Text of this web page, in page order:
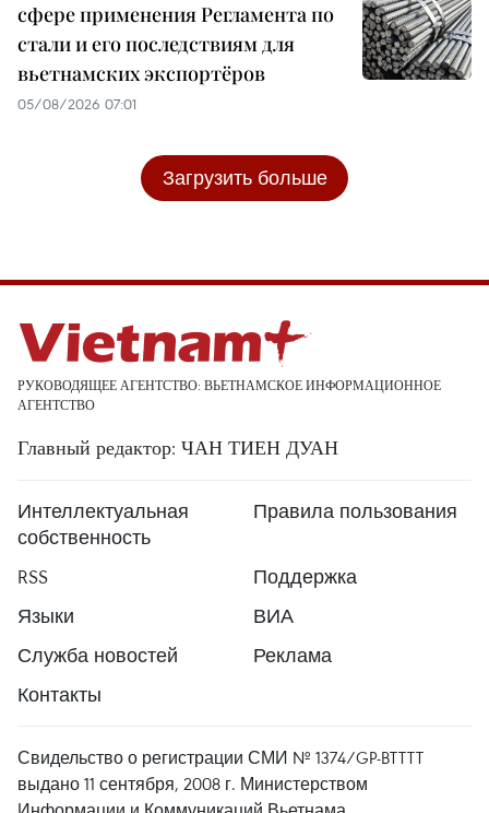
сфере применения Регламента по
стали и его последствиям для
вьетнамских экспортёров
05/08/2026 07:01
Загрузить больше
РУКОВОДЯЩЕЕ АГЕНТСТВО: ВЬЕТНАМСКОЕ ИНФОРМАЦИОННОЕ
АГЕНТСТВО
Главный редактор: ЧАН ТИЕН ДУАН
Интеллектуальная
собственность
Правила пользования
RSS
Поддержка
Языки
ВИА
Служба новостей
Реклама
Контакты
Свидельство о регистрации СМИ № 1374/GP-BTTTT
выдано 11 сентября, 2008 г. Министерством